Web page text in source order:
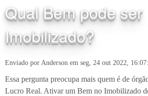
Qual Bem pode ser
Imobilizado?
Enviado por Anderson em seg, 24 out 2022,
Essa pergunta preocupa mais quem é de
Lucro Real. Ativar um Bem no Imobilizado